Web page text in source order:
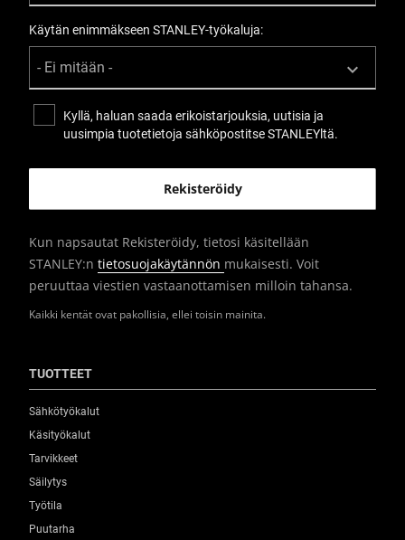
Kaikki kentät ovat pakollisia, ellei toisin mainita.
Käytän enimmäkseen STANLEY-työkaluja:
Kyllä, haluan saada erikoistarjouksia, uutisia ja
uusimpia tuotetietoja sähköpostitse STANLEYltä.
Kun napsautat Rekisteröidy, tietosi käsitellään
STANLEY:n tietosuojakäytännön mukaisesti. Voit
peruuttaa viestien vastaanottamisen milloin tahansa.
TUOTTEET
Sähkötyökalut
Käsityökalut
Tarvikkeet
Säilytys
Työtila
Puutarha